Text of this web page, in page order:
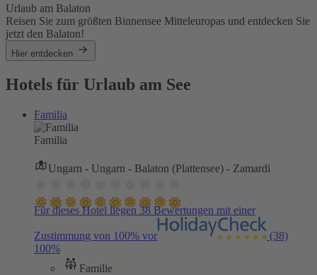
Urlaub am Balaton
Reisen Sie zum größten Binnensee Mitteleuropas und entdecken Sie
jetzt den Balaton!
Hier entdecken
Hotels für Urlaub am See
Familia
Familia
Ungarn - Ungarn - Balaton (Plattensee) - Zamardi
Für dieses Hotel liegen 38 Bewertungen mit einer
Zustimmung von 100% vor
(38)
100%
Familie